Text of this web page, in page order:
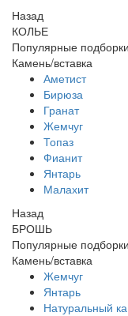
Назад
КОЛЬЕ
Популярные
Камень/вставка
Аметист
Бирюза
Гранат
Жемчуг
Топаз
Фианит
Янтарь
Малахит
Назад
БРОШЬ
Популярные
Камень/вставка
Жемчуг
Янтарь
Натуральный